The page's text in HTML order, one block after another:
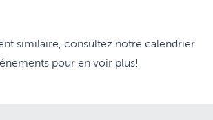
similaire, consultez notre calendrier
pour en voir plus!